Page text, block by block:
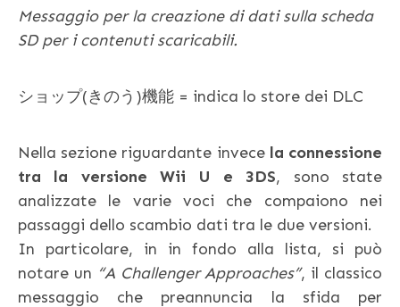
Messaggio per la creazione di dati sulla scheda
SD per i contenuti scaricabili.
ショップ(きのう)機能 = indica lo store dei DLC
Nella sezione riguardante invecela connessione
tra la versione Wii U e 3DS, sono state
analizzate le varie voci che compaiono nei
passaggi dello scambio dati tra le due versioni.
In particolare, in in fondo alla lista, si può
notare un “A Challenger Approaches”, il classico
messaggio che preannuncia la sfida per